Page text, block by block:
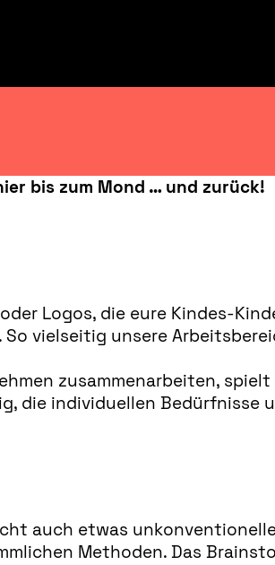
bis zum Mond … und zurück!
Logos, die eure Kindes-
vielseitig unsere
zusammenarbeiten,
die individuellen Bedürfnisse
auch etwas
Methoden. Das